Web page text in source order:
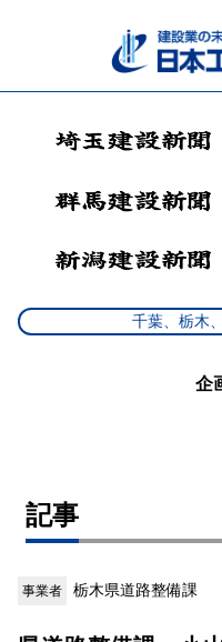
千葉、栃木
企
記事
事業者 栃木県道路整備課